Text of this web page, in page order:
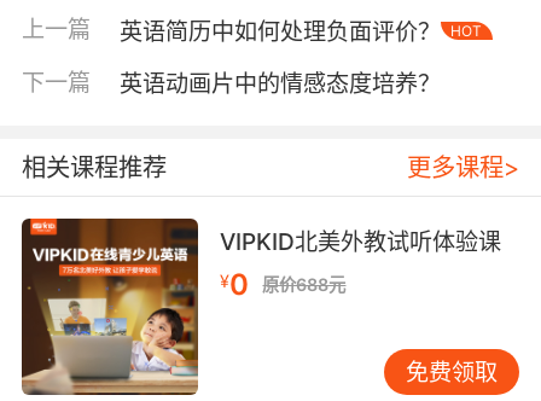
材料选择体现教学智慧。华盛顿大学双语教育专
家Linda Chen指出，松果、冰棒棍等自然材料能
激发78%以上的儿童创作欲望。VIPKID暑期课程
过"magic broom"等道具强化故事理解。
数字化工具正在革新传统手工。剑桥大学STEAM
项目组开发的AR涂色应用，能让《Dear Zoo》绘
本动物"跃出"纸面。VIPKID教研团队将该技术融
入课程，学员完成动物面具制作后扫描即可触发
英文配音，使作品展示环节的语言输出量增加
150%。
上一篇 英语简历中如何处理负面评价？ HOT
下一篇 英语动画片中的情感态度培养？
相关课程推荐 更多课程>
VIPKID北美外教试听体验课
¥0 原价688元
免费领取